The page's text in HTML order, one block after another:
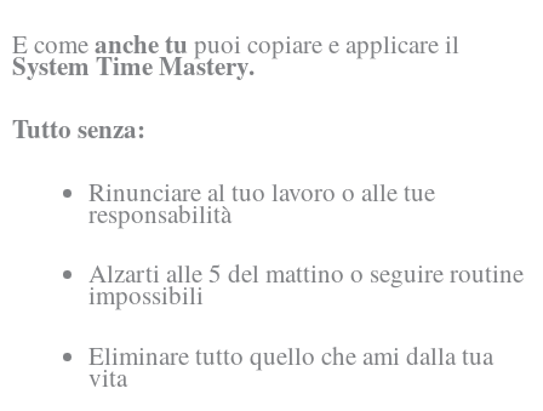
E comeanche tu puoi copiare e applicare il
System Time Mastery.
Tutto senza:
Rinunciare al tuo lavoro o alle tue
responsabilità
Alzarti alle 5 del mattino o seguire routine
impossibili
Eliminare tutto quello che ami dalla tua
vita